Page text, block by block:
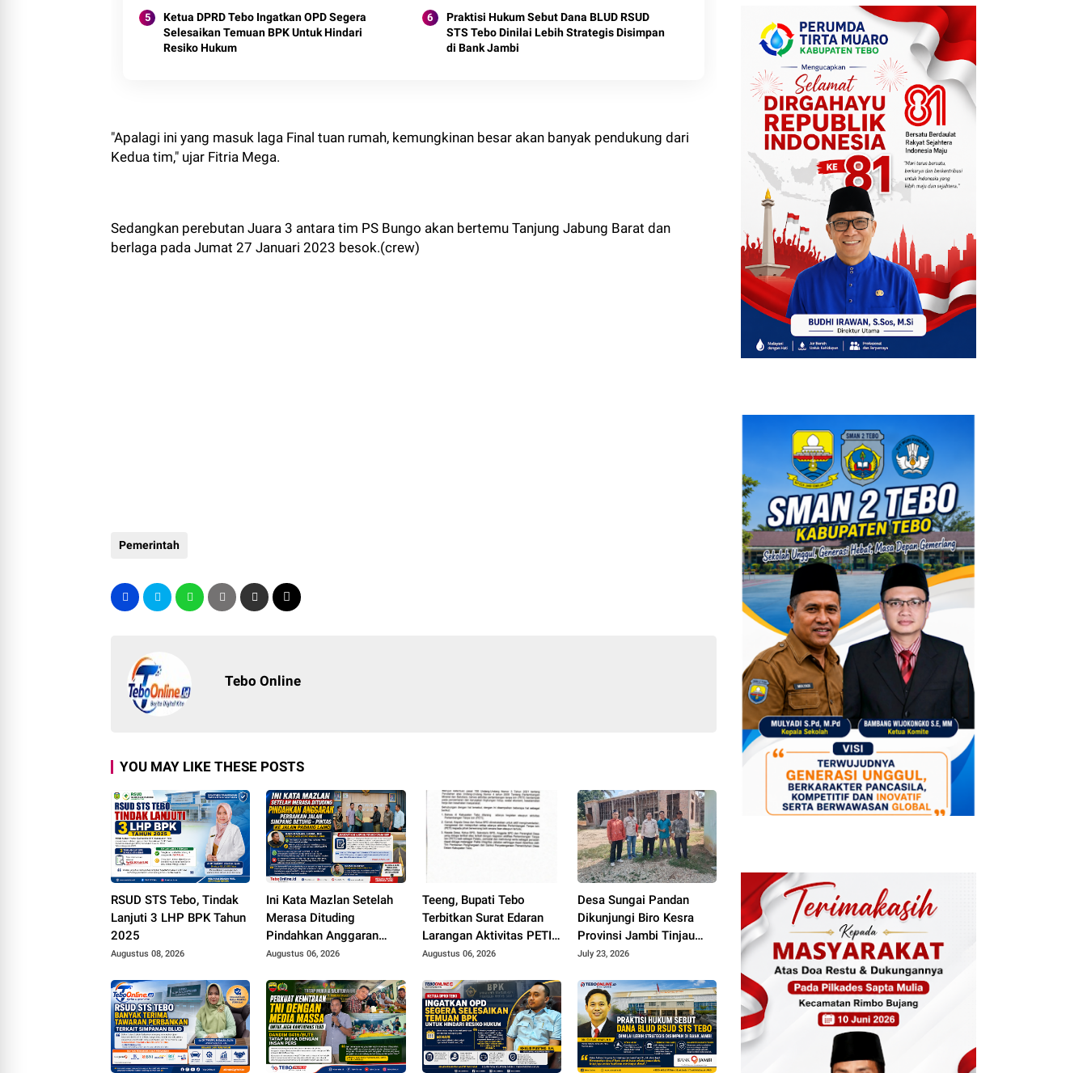
Ketua DPRD Tebo Ingatkan OPD Segera
Selesaikan Temuan BPK Untuk Hindari
Resiko Hukum
Praktisi Hukum Sebut Dana BLUD RSUD
STS Tebo Dinilai Lebih Strategis Disimpan
di Bank Jambi
"Apalagi ini yang masuk laga Final tuan rumah, kemungkinan besar akan banyak pendukung dari
Kedua tim," ujar Fitria Mega.
Sedangkan perebutan Juara 3 antara tim PS Bungo akan bertemu Tanjung Jabung Barat dan
berlaga pada Jumat 27 Januari 2023 besok.(crew)
Pemerintah
Tebo Online
YOU MAY LIKE THESE POSTS
RSUD STS Tebo, Tindak
Lanjuti 3 LHP BPK Tahun
2025
Augustus 08, 2026
Ini Kata Mazlan Setelah
Merasa Dituding
Pindahkan Anggaran
Perbaikan Jalan Simpang
Padang Lamo
Augustus 06, 2026
Teeng, Bupati Tebo
Terbitkan Surat Edaran
Larangan Aktivitas PETI,
Kades dan Perangkat
Disanksi
Augustus 06, 2026
Desa Sungai Pandan
Dikunjungi Biro Kesra
Provinsi Jambi Tinjau
Masjid Muhajirin Desa
Penyaluran Hibah
Pemeliharaan
July 23, 2026